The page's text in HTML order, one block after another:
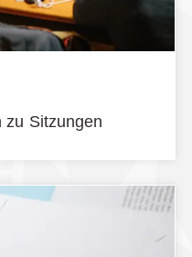
zu Sitzungen